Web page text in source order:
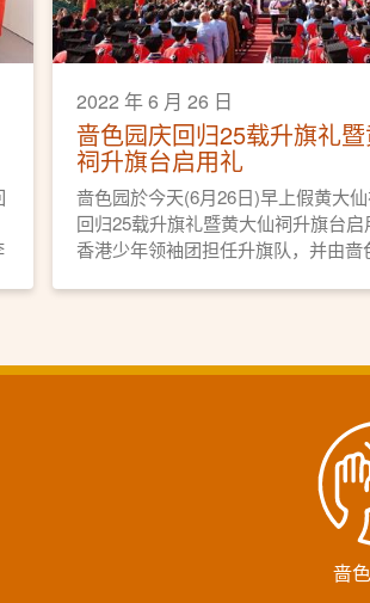
2022 年 6 月 26 日
啬色园庆回归25载升旗礼
祠升旗台启用礼
啬色园於今天(6月26日)早上假黄大
回归25载升旗礼暨黄大仙祠升旗台启
香港少年领袖团担任升旗队，并由啬
啬